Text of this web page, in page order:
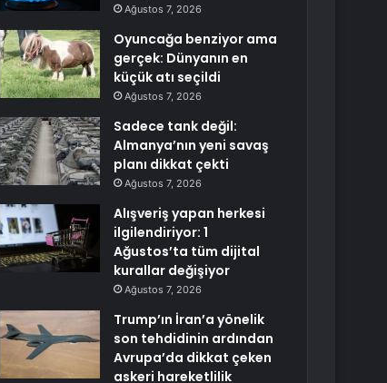
Ağustos 7, 2026
Oyuncağa benziyor ama
gerçek: Dünyanın en
küçük atı seçildi
Ağustos 7, 2026
Sadece tank değil:
Almanya’nın yeni savaş
planı dikkat çekti
Ağustos 7, 2026
Alışveriş yapan herkesi
ilgilendiriyor: 1
Ağustos’ta tüm dijital
kurallar değişiyor
Ağustos 7, 2026
Trump’ın İran’a yönelik
son tehdidinin ardından
Avrupa’da dikkat çeken
askeri hareketlilik